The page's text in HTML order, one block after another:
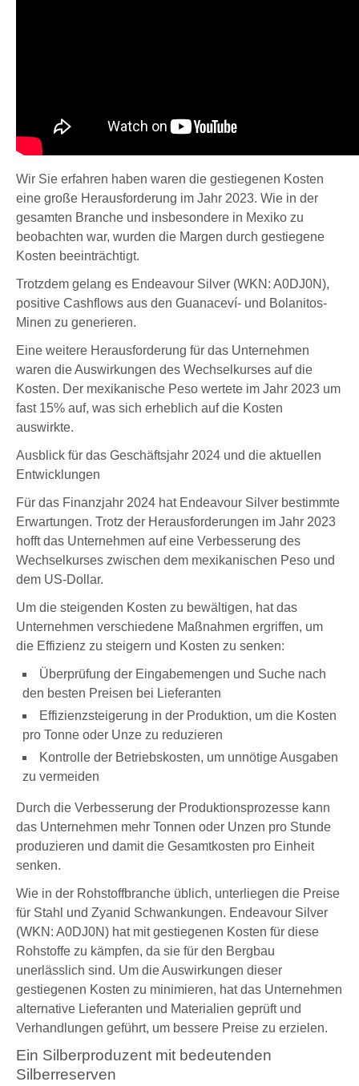
Wir Sie erfahren haben waren die gestiegenen Kosten
eine große Herausforderung im Jahr 2023. Wie in der
gesamten Branche und insbesondere in Mexiko zu
beobachten war, wurden die Margen durch gestiegene
Kosten beeinträchtigt.
Trotzdem gelang es Endeavour Silver (WKN: A0DJ0N),
positive Cashflows aus den Guanaceví- und Bolanitos-
Minen zu generieren.
Eine weitere Herausforderung für das Unternehmen
waren die Auswirkungen des Wechselkurses auf die
Kosten. Der mexikanische Peso wertete im Jahr 2023 um
fast 15% auf, was sich erheblich auf die Kosten
auswirkte.
Ausblick für das Geschäftsjahr 2024 und die aktuellen
Entwicklungen
Für das Finanzjahr 2024 hat Endeavour Silver bestimmte
Erwartungen. Trotz der Herausforderungen im Jahr 2023
hofft das Unternehmen auf eine Verbesserung des
Wechselkurses zwischen dem mexikanischen Peso und
dem US-Dollar.
Um die steigenden Kosten zu bewältigen, hat das
Unternehmen verschiedene Maßnahmen ergriffen, um
die Effizienz zu steigern und Kosten zu senken:
Überprüfung der Eingabemengen und Suche nach
den besten Preisen bei Lieferanten
Effizienzsteigerung in der Produktion, um die Kosten
pro Tonne oder Unze zu reduzieren
Kontrolle der Betriebskosten, um unnötige Ausgaben
zu vermeiden
Durch die Verbesserung der Produktionsprozesse kann
das Unternehmen mehr Tonnen oder Unzen pro Stunde
produzieren und damit die Gesamtkosten pro Einheit
senken.
Wie in der Rohstoffbranche üblich, unterliegen die Preise
für Stahl und Zyanid Schwankungen. Endeavour Silver
(WKN: A0DJ0N) hat mit gestiegenen Kosten für diese
Rohstoffe zu kämpfen, da sie für den Bergbau
unerlässlich sind. Um die Auswirkungen dieser
gestiegenen Kosten zu minimieren, hat das Unternehmen
alternative Lieferanten und Materialien geprüft und
Verhandlungen geführt, um bessere Preise zu erzielen.
Ein Silberproduzent mit bedeutenden
Silberreserven